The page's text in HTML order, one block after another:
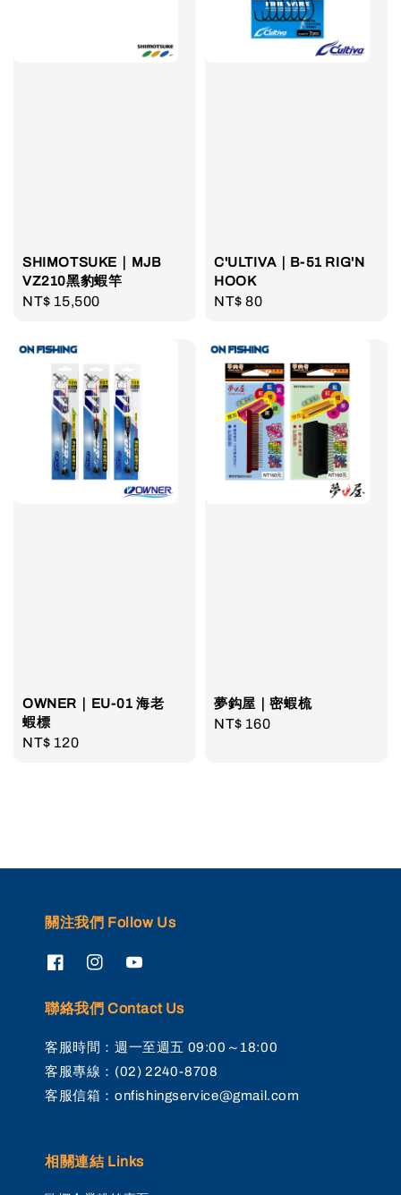
SHIMOTSUKE｜MJB
VZ210黑豹蝦竿
Regular
NT$ 15,500
C'ULTIVA｜B-51 RIG'N
HOOK
Regular
NT$ 80
OWNER｜EU-01 海老
蝦標
Regular
NT$ 120
夢鈎屋｜密蝦梳
Regular
NT$ 160
關注我們 Follow Us
聯絡我們 Contact Us
客服時間：週一至週五 09:00～18:00
客服專線：(02) 2240-8708
客服信箱：onfishingservice@gmail.com
相關連結 Links